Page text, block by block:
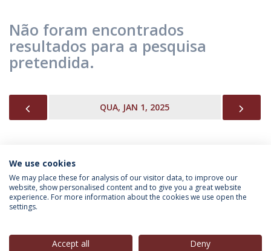
Não foram encontrados
resultados para a pesquisa
pretendida.
QUA, JAN 1, 2025
INFORMAÇÃO PARA
We use cookies
We may place these for analysis of our visitor data, to improve our
website, show personalised content and to give you a great website
experience. For more information about the cookies we use open the
settings.
Accept all Deny